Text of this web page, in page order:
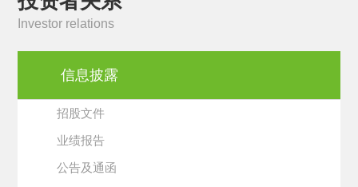
Investor relations
信息披露
招股文件
业绩报告
公告及通函